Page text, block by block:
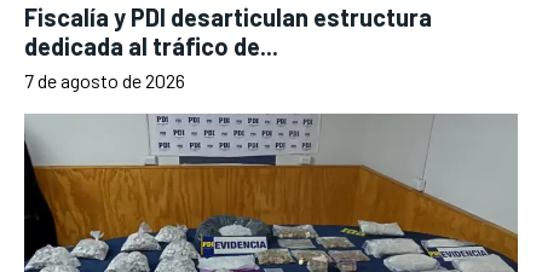
Fiscalía y PDI desarticulan estructura
dedicada al tráfico de...
7 de agosto de 2026